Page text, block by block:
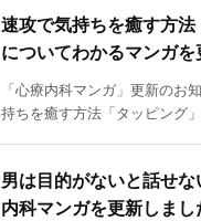
速攻で気持ちを癒す方法
についてわかるマンガを
「心療内科マンガ」更新のお
持ちを癒す方法「タッピング
男は目的がないと話せ
内科マンガを更新しまし